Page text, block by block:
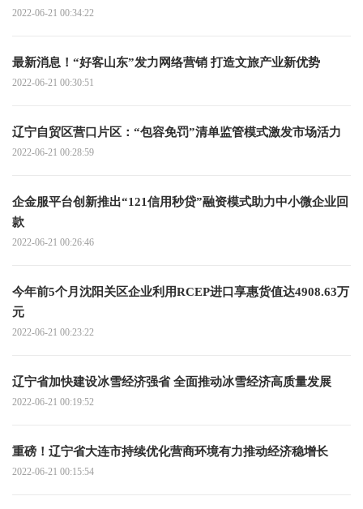
2022-06-21 00:34:22
最新消息！“好客山东”发力网络营销 打造文旅产业新优势
2022-06-21 00:30:51
辽宁自贸区营口片区：“包容免罚”清单监管模式激发市场活力
2022-06-21 00:28:59
企金服平台创新推出“121信用秒贷”融资模式助力中小微企业回
款
2022-06-21 00:26:46
今年前5个月沈阳关区企业利用RCEP进口享惠货值达4908.63万
元
2022-06-21 00:23:22
辽宁省加快建设冰雪经济强省 全面推动冰雪经济高质量发展
2022-06-21 00:19:52
重磅！辽宁省大连市持续优化营商环境有力推动经济稳增长
2022-06-21 00:15:54